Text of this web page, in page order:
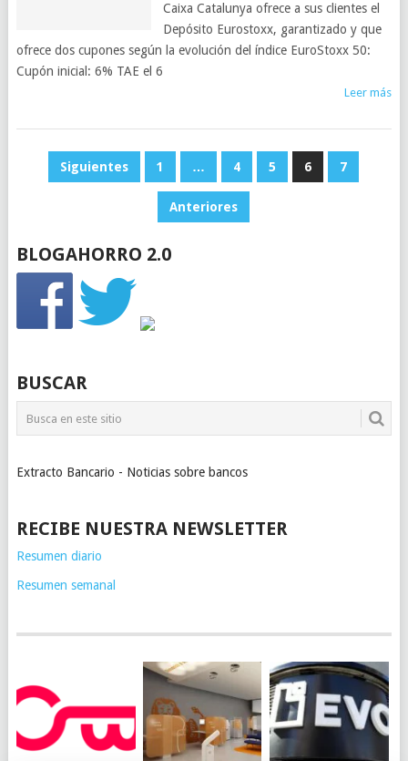
Caixa Catalunya ofrece a sus clientes el
Depósito Eurostoxx, garantizado y que
ofrece dos cupones según la evolución del índice EuroStoxx 50:
Cupón inicial: 6% TAE el 6
Leer más
PAGINACIÓN
Siguientes 1 … 4 5 6 7
Anteriores
BLOGAHORRO 2.0
BUSCAR
Extracto Bancario - Noticias sobre bancos
RECIBE NUESTRA NEWSLETTER
Resumen diario
Resumen semanal